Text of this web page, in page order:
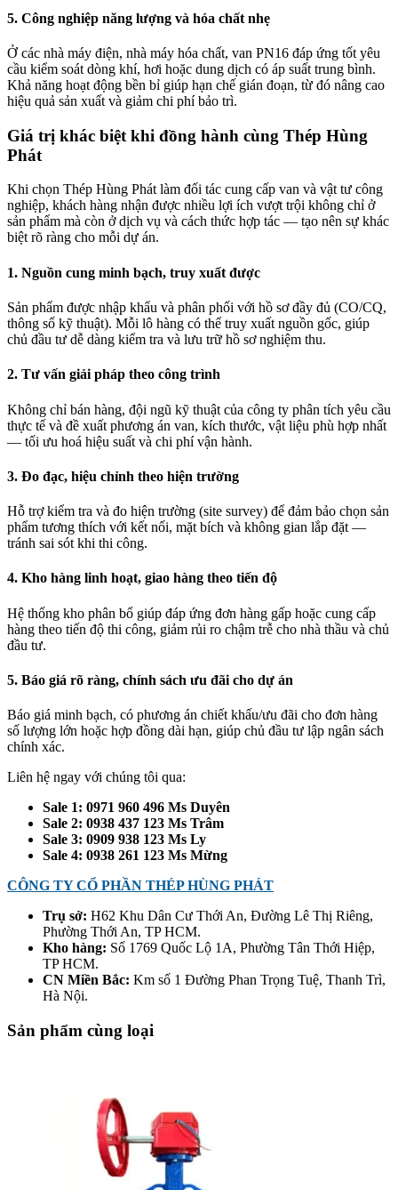
5. Công nghiệp năng lượng và hóa chất nhẹ
Ở các nhà máy điện, nhà máy hóa chất, van PN16 đáp ứng tốt yêu
cầu kiểm soát dòng khí, hơi hoặc dung dịch có áp suất trung bình.
Khả năng hoạt động bền bỉ giúp hạn chế gián đoạn, từ đó nâng cao
hiệu quả sản xuất và giảm chi phí bảo trì.
Giá trị khác biệt khi đồng hành cùng Thép Hùng
Phát
Khi chọn Thép Hùng Phát làm đối tác cung cấp van và vật tư công
nghiệp, khách hàng nhận được nhiều lợi ích vượt trội không chỉ ở
sản phẩm mà còn ở dịch vụ và cách thức hợp tác — tạo nên sự khác
biệt rõ ràng cho mỗi dự án.
1. Nguồn cung minh bạch, truy xuất được
Sản phẩm được nhập khẩu và phân phối với hồ sơ đầy đủ (CO/CQ,
thông số kỹ thuật). Mỗi lô hàng có thể truy xuất nguồn gốc, giúp
chủ đầu tư dễ dàng kiểm tra và lưu trữ hồ sơ nghiệm thu.
2. Tư vấn giải pháp theo công trình
Không chỉ bán hàng, đội ngũ kỹ thuật của công ty phân tích yêu cầu
thực tế và đề xuất phương án van, kích thước, vật liệu phù hợp nhất
— tối ưu hoá hiệu suất và chi phí vận hành.
3. Đo đạc, hiệu chỉnh theo hiện trường
Hỗ trợ kiểm tra và đo hiện trường (site survey) để đảm bảo chọn sản
phẩm tương thích với kết nối, mặt bích và không gian lắp đặt —
tránh sai sót khi thi công.
4. Kho hàng linh hoạt, giao hàng theo tiến độ
Hệ thống kho phân bổ giúp đáp ứng đơn hàng gấp hoặc cung cấp
hàng theo tiến độ thi công, giảm rủi ro chậm trễ cho nhà thầu và chủ
đầu tư.
5. Báo giá rõ ràng, chính sách ưu đãi cho dự án
Báo giá minh bạch, có phương án chiết khấu/ưu đãi cho đơn hàng
số lượng lớn hoặc hợp đồng dài hạn, giúp chủ đầu tư lập ngân sách
chính xác.
Liên hệ ngay với chúng tôi qua:
Sale 1: 0971 960 496 Ms Duyên
Sale 2: 0938 437 123 Ms Trâm
Sale 3: 0909 938 123 Ms Ly
Sale 4: 0938 261 123 Ms Mừng
CÔNG TY CỔ PHẦN THÉP HÙNG PHÁT
Trụ sở: H62 Khu Dân Cư Thới An, Đường Lê Thị Riêng,
Phường Thới An, TP HCM.
Kho hàng: Số 1769 Quốc Lộ 1A, Phường Tân Thới Hiệp,
TP HCM.
CN Miền Bắc: Km số 1 Đường Phan Trọng Tuệ, Thanh Trì,
Hà Nội.
Sản phẩm cùng loại